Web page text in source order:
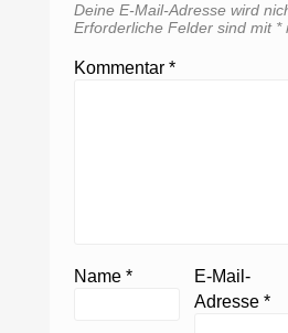
Deine E-Mail-Adresse wird
Erforderliche Felder sind mit *
Kommentar*
Name*
E-Mail-
Adresse *